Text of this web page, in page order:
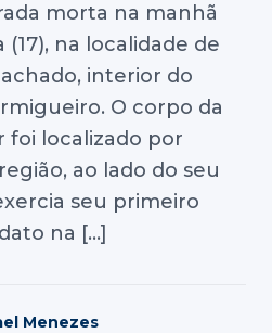
morta na manhã
na localidade de
interior do
O corpo da
foi localizado por
ao lado do seu
seu primeiro
na […]
Menezes